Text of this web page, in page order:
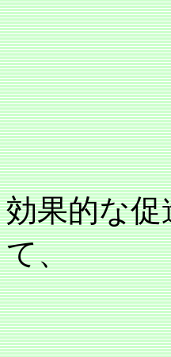
企業内
効果的な
て、
目標が